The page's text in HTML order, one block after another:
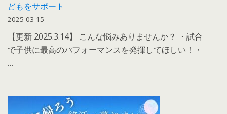
どもをサポート
2025-03-15
【更新 2025.3.14】 こんな悩みありませんか？ ・試合
で子供に最高のパフォーマンスを発揮してほしい！・
…